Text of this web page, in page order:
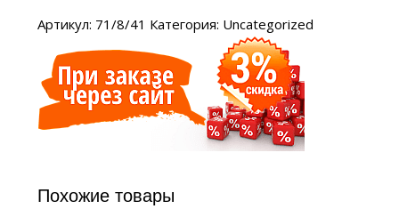
Артикул: 71/8/41 Категория: Uncategorized
Похожие товары